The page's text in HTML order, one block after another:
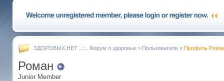
ЗДОРОВЫХ.НЕТ ..::.. Форум о здоровье > Пользователи » Профиль
Роман
Junior Member